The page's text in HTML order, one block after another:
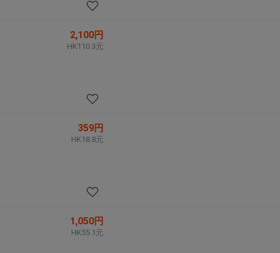
2,100円
HK110.3元
359円
HK18.8元
1,050円
HK55.1元